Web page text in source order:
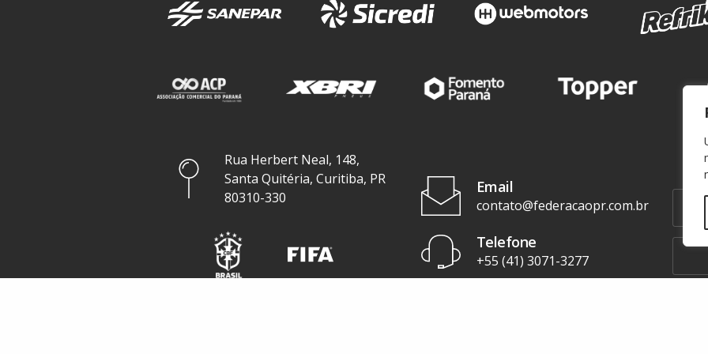
Rua Herbert Neal, 148,
Santa Quitéria, Curitiba, PR
80310-330
Email
contato@federacaopr.com.br
Telefone
+55 (41) 3071-3277